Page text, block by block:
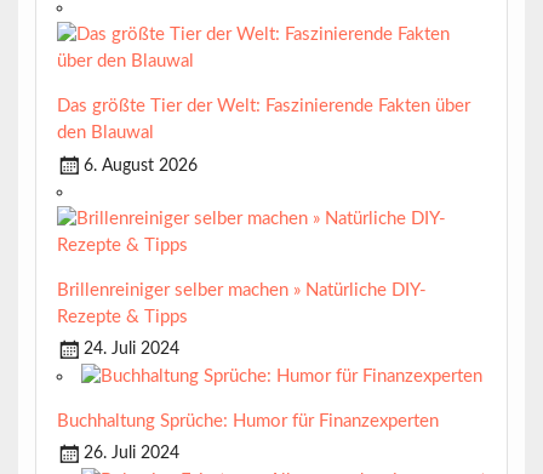
Das größte Tier der Welt: Faszinierende Fakten über
den Blauwal
6. August 2026
Brillenreiniger selber machen » Natürliche DIY-
Rezepte & Tipps
24. Juli 2024
Buchhaltung Sprüche: Humor für Finanzexperten
26. Juli 2024